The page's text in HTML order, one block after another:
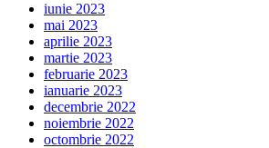
iunie 2023
mai 2023
aprilie 2023
martie 2023
februarie 2023
ianuarie 2023
decembrie 2022
noiembrie 2022
octombrie 2022